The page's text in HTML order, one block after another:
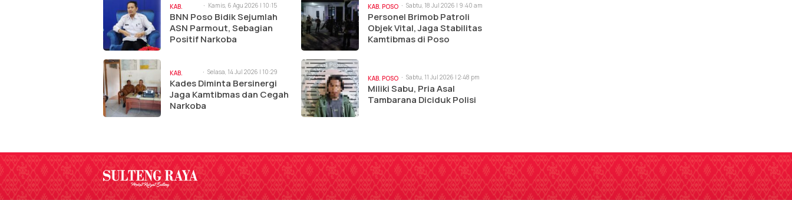
KAB.
POSO
Kamis, 6 Agu 2026 | 10:15
am
BNN Poso Bidik Sejumlah
ASN Parmout, Sebagian
Positif Narkoba
KAB. POSO Sabtu, 18 Jul 2026 | 9:40 am
Personel Brimob Patroli
Objek Vital, Jaga Stabilitas
Kamtibmas di Poso
KAB.
POSO
Selasa, 14 Jul 2026 | 10:29
am
Kades Diminta Bersinergi
Jaga Kamtibmas dan Cegah
Narkoba
KAB. POSO Sabtu, 11 Jul 2026 | 2:48 pm
Miliki Sabu, Pria Asal
Tambarana Diciduk Polisi